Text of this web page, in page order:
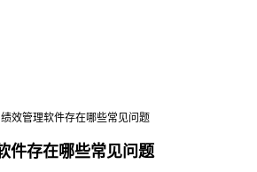
效管理软件存在哪些常见问题
件存在哪些常见问题